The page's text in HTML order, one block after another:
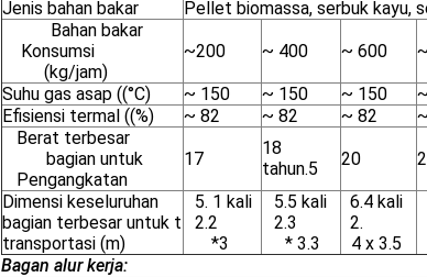
Jenis bahan bakar
Pellet biomassa, serbuk kayu,
Bahan bakar
Konsumsi
(kg/jam)
~200 ~ 400 ~ 600
Suhu gas asap ((°C) ~ 150 ~ 150 ~ 150
Efisiensi termal ((%)
~ 82 ~ 82 ~ 82
Berat terbesar
bagian untuk
Pengangkatan
17
18
tahun.5
20
Dimensi keseluruhan
bagian terbesar untuk t
transportasi (m)
5. 1 kali
2.2
*3
5.5 kali
2.3
* 3.3
6.4 kali
2.
4 x 3.5
Bagan alur kerja: